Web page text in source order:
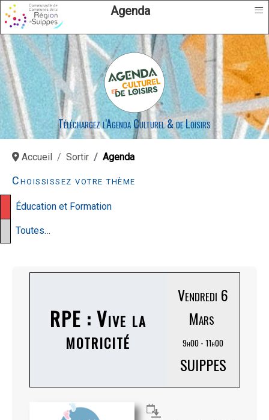
Agenda ≡
Téléchargez l'Agenda Culturel & de Loisirs
Accueil Sortir Agenda
Choississez votre thème
Éducation et Formation
Toutes…
RPE : Vive la
motricité
Vendredi 6
Mars
9h00 - 11h00
SUIPPES